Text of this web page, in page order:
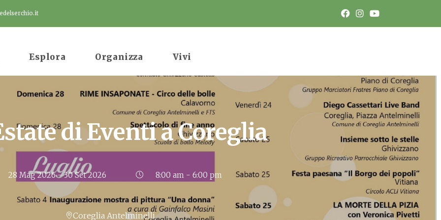
Esplora Organizza Vivi
di Eventi a Coreglia
28 Mag 2026- 30 Set 2026 8:00 am - 6:00 pm
Coreglia Antelminelli